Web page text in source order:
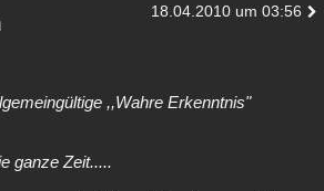
18.04.2010 um 03:56
,,Wahre Erkenntnis"
ganze Zeit.....